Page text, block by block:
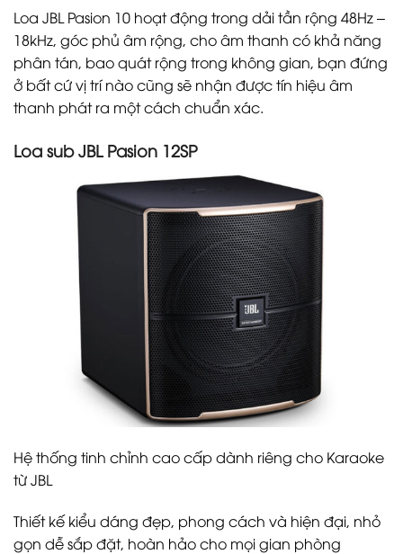
Loa JBL Pasion 10 hoạt động trong dải tần rộng 48Hz –
18kHz, góc phủ âm rộng, cho âm thanh có khả năng
phân tán, bao quát rộng trong không gian, bạn đứng
ở bất cứ vị trí nào cũng sẽ nhận được tín hiệu âm
thanh phát ra một cách chuẩn xác.
Loa sub JBL Pasion 12SP
Hệ thống tinh chỉnh cao cấp dành riêng cho Karaoke
từ JBL
Thiết kế kiểu dáng đẹp, phong cách và hiện đại, nhỏ
gọn dễ sắp đặt, hoàn hảo cho mọi gian phòng